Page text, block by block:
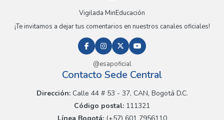
Vigilada MinEducación
¡Te invitamos a dejar tus comentarios en nuestros canales oficiales!
@esapoficial
Contacto Sede Central
Dirección:Calle 44 # 53 - 37, CAN, Bogotá D.C.
Código postal: 111321